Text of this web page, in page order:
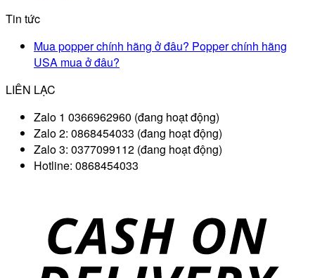
Tin tức
Mua popper chính hãng ở đâu? Popper chính hãng
USA mua ở đâu?
LIÊN LẠC
Zalo 1 0366962960 (đang hoạt động)
Zalo 2: 0868454033 (đang hoạt động)
Zalo 3: 0377099112 (đang hoạt động)
Hotline: 0868454033